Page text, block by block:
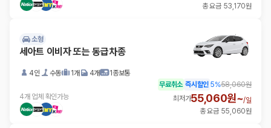
총 요금 53,170원
소형
세아트 이비자 또는 동급차종
4인 수동 1개 4개 1종보통
4개 업체 확인가능
무료취소 즉시할인 5%58,060원
최저가55,060원~/일
총 요금 55,060원